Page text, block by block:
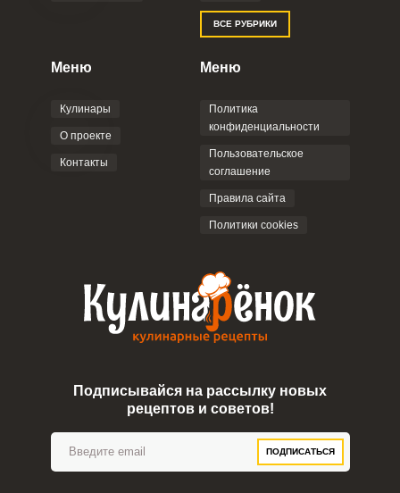
ВСЕ РУБРИКИ
Меню
Кулинары
О проекте
Контакты
Меню
Политика
конфиденциальности
Пользовательское
соглашение
Правила сайта
Политики cookies
Подписывайся на рассылку новых
рецептов и советов!
ПОДПИСАТЬСЯ